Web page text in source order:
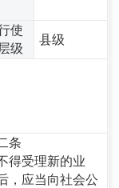
使
层级
县级
条
得受理新的业
，应当向社会公